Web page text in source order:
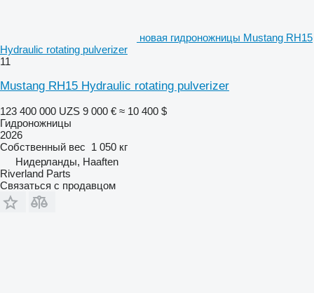
новая гидроножницы Mustang RH15
Hydraulic rotating pulverizer
11
Mustang RH15 Hydraulic rotating pulverizer
123 400 000 UZS 9 000 € ≈ 10 400 $
Гидроножницы
2026
Собственный вес 1 050 кг
Нидерланды, Haaften
Riverland Parts
Связаться с продавцом